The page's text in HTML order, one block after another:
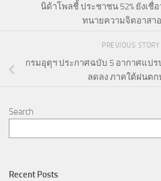
นิด้าโพลชี้ ประชาชน 52% ยังเชื่
ทนายความจิตอาสา
PREVIOUS STORY
กรมอุตุฯ ประกาศฉบับ 5 อากาศแป
ลดลง ภาคใต้ฝนต
Search
Recent Posts